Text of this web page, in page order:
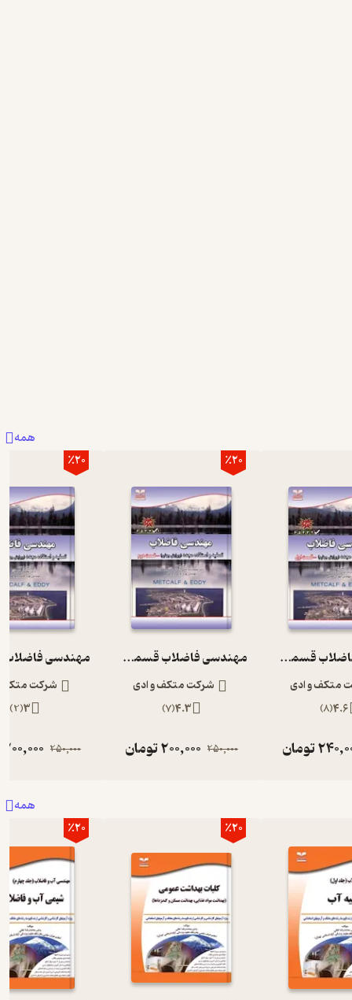
همه
مهندسی فاضلاب قسمت اول
متکف و ادی
4.6
(
8
)
تومان
٪20
مهندسی فاضلاب قسمت دوم
شرکت متکف و ادی
4.3
(
7
)
250,000
200,000تومان
٪20
شرکت متکف
3
(
2
)
250,000
200,000
همه
٪20 ٪20